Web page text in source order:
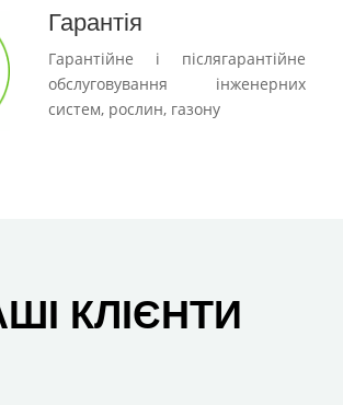
Гарантія
Гарантійне і післягарантійне
обслуговування інженерних
систем, рослин, газону
КЛІЄНТИ